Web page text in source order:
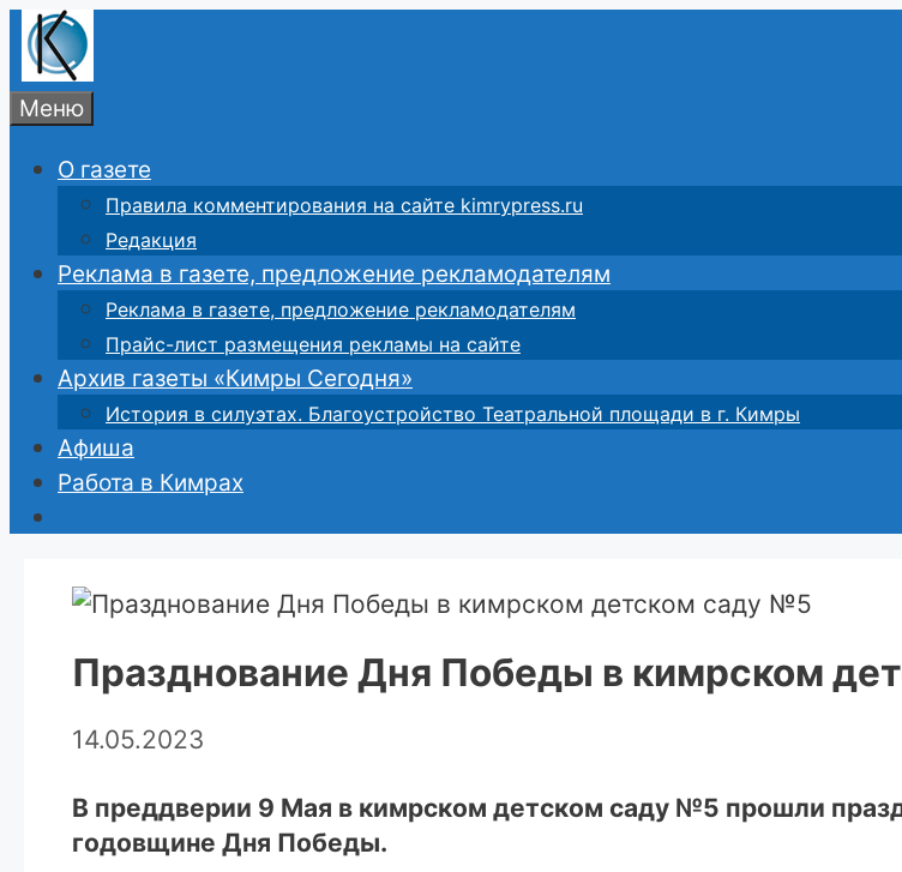
Меню
О газете
Правила комментирования на сайте kimrypress.ru
Редакция
Реклама в газете, предложение рекламодателям
Реклама в газете, предложение рекламодателям
Прайс-лист размещения рекламы на сайте
Архив газеты «Кимры Сегодня»
История в силуэтах. Благоустройство Театральной площади в г. Кимры
Афиша
Работа в Кимрах
Празднование Дня Победы в кимрском
14.05.2023
В преддверии 9 Мая в кимрском детском саду №5 прошли
годовщине Дня Победы.